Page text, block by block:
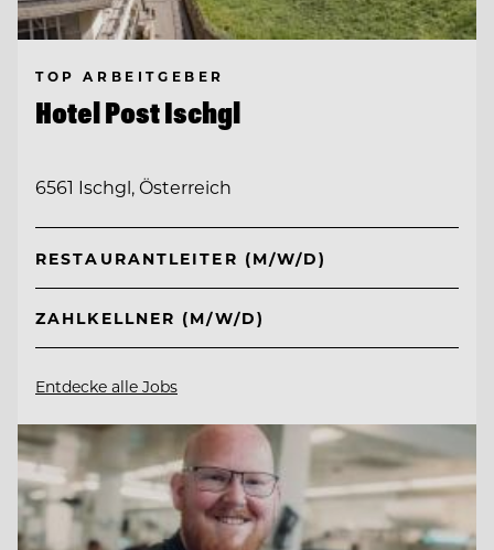
TOP ARBEITGEBER
Hotel Post Ischgl
6561 Ischgl, Österreich
RESTAURANTLEITER (M/W/D)
ZAHLKELLNER (M/W/D)
Entdecke alle Jobs